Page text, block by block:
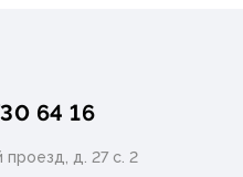
64 16
проезд, д. 27 с. 2